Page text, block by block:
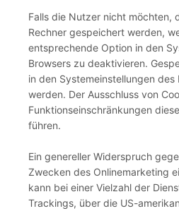
Falls die Nutzer nicht möchten,
Rechner gespeichert werden,
entsprechende Option in den
Browsers zu deaktivieren.
in den Systemeinstellungen des
werden. Der Ausschluss von
Funktionseinschränkungen
führen.
Ein genereller Widerspruch
Zwecken des Onlinemarketing
kann bei einer Vielzahl der
Trackings, über die US-